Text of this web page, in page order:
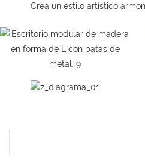
Crea un estilo artístico